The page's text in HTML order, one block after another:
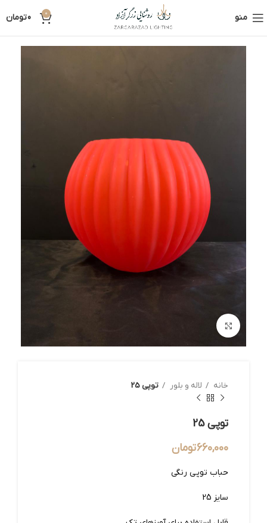
منو 0
0تومان
خانه لاله و بلور توپی 25
توپی 25
660,000تومان
حباب توپی رنگی
سایز 25